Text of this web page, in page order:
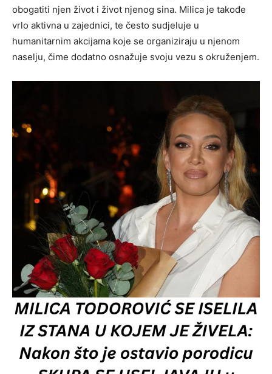
obogatiti njen život i život njenog sina. Milica je takođe
vrlo aktivna u zajednici, te često sudjeluje u
humanitarnim akcijama koje se organiziraju u njenom
naselju, čime dodatno osnažuje svoju vezu s okruženjem.